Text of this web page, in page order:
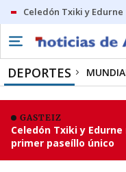
Celedón Txiki y Edurne
DEPORTES
GASTEIZ
Celedón Txiki y
primer paseíllo único